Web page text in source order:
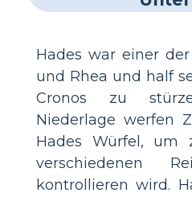
Hades war einer
und Rhea und half
Cronos zu
Niederlage werfen
Hades Würfel, um
verschiedenen
kontrollieren wird.